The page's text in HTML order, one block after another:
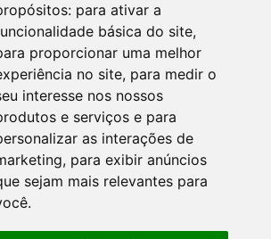
para ativar a
básica do site,
proporcionar uma melhor
no site, para medir o
interesse nos nossos
e serviços e para
as interações de
, para exibir anúncios
sejam mais relevantes para
.
e (61) 98131-3801.
por telefone em horário comercial
a Sexta-feira de 12h às 19h.
pelo Fale Conosco.